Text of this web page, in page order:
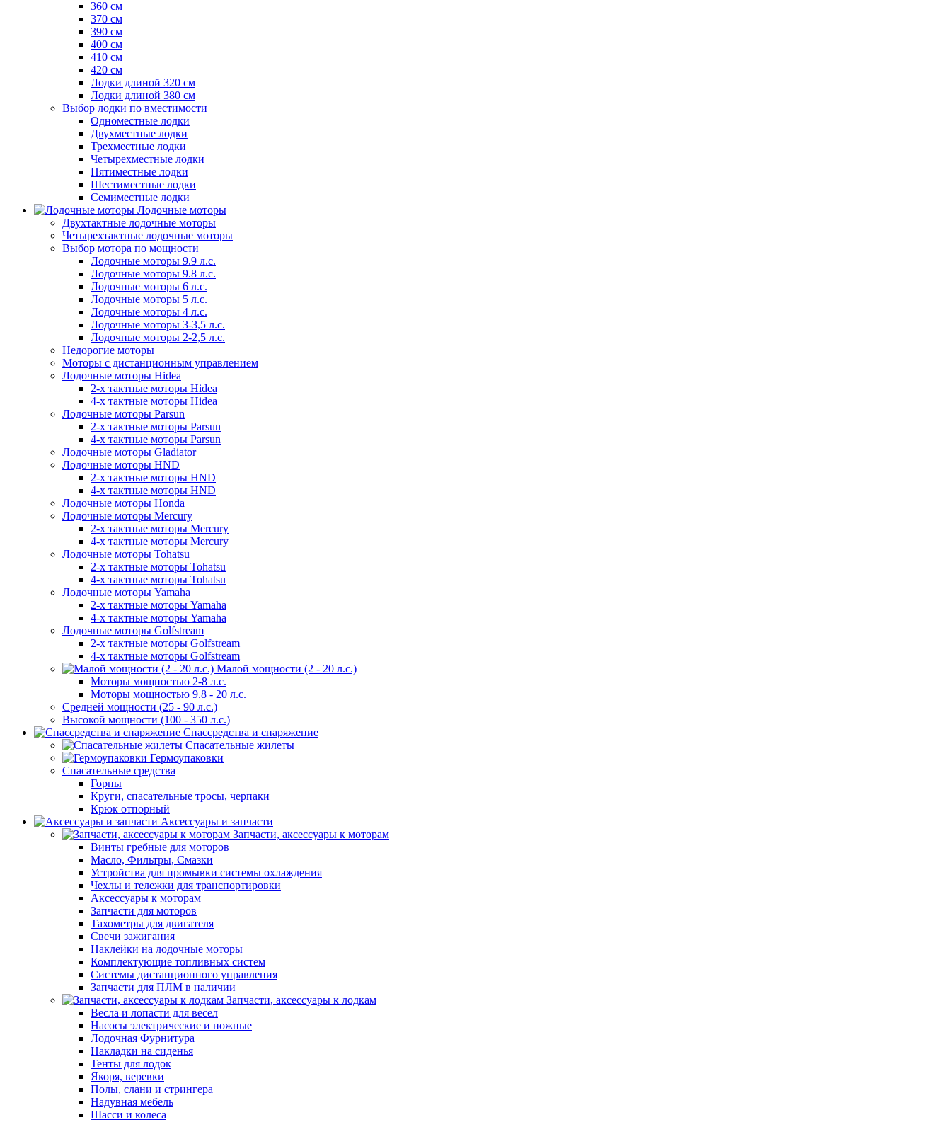
360 см
370 см
390 см
400 см
410 см
420 см
Лодки длиной 320 см
Лодки длиной 380 см
Выбор лодки по вместимости
Одноместные лодки
Двухместные лодки
Трехместные лодки
Четырехместные лодки
Пятиместные лодки
Шестиместные лодки
Семиместные лодки
Лодочные моторы
Двухтактные лодочные моторы
Четырехтактные лодочные моторы
Выбор мотора по мощности
Лодочные моторы 9.9 л.с.
Лодочные моторы 9.8 л.с.
Лодочные моторы 6 л.с.
Лодочные моторы 5 л.с.
Лодочные моторы 4 л.с.
Лодочные моторы 3-3,5 л.с.
Лодочные моторы 2-2,5 л.с.
Недорогие моторы
Моторы с дистанционным управлением
Лодочные моторы Hidea
2-х тактные моторы Hidea
4-х тактные моторы Hidea
Лодочные моторы Parsun
2-х тактные моторы Parsun
4-х тактные моторы Parsun
Лодочные моторы Gladiator
Лодочные моторы HND
2-х тактные моторы HND
4-х тактные моторы HND
Лодочные моторы Honda
Лодочные моторы Mercury
2-х тактные моторы Mercury
4-х тактные моторы Mercury
Лодочные моторы Tohatsu
2-х тактные моторы Tohatsu
4-х тактные моторы Tohatsu
Лодочные моторы Yamaha
2-х тактные моторы Yamaha
4-х тактные моторы Yamaha
Лодочные моторы Golfstream
2-х тактные моторы Golfstream
4-х тактные моторы Golfstream
Малой мощности (2 - 20 л.с.)
Моторы мощностью 2-8 л.с.
Моторы мощностью 9.8 - 20 л.с.
Средней мощности (25 - 90 л.с.)
Высокой мощности (100 - 350 л.с.)
Спассредства и снаряжение
Спасательные жилеты
Гермоупаковки
Спасательные средства
Горны
Круги, спасательные тросы, черпаки
Крюк отпорный
Аксессуары и запчасти
Запчасти, аксессуары к моторам
Винты гребные для моторов
Масло, Фильтры, Смазки
Устройства для промывки системы охлаждения
Чехлы и тележки для транспортировки
Аксессуары к моторам
Запчасти для моторов
Тахометры для двигателя
Свечи зажигания
Наклейки на лодочные моторы
Комплектующие топливных систем
Системы дистанционного управления
Запчасти для ПЛМ в наличии
Запчасти, аксессуары к лодкам
Весла и лопасти для весел
Насосы электрические и ножные
Лодочная Фурнитура
Накладки на сиденья
Тенты для лодок
Якоря, веревки
Полы, слани и стрингера
Надувная мебель
Шасси и колеса